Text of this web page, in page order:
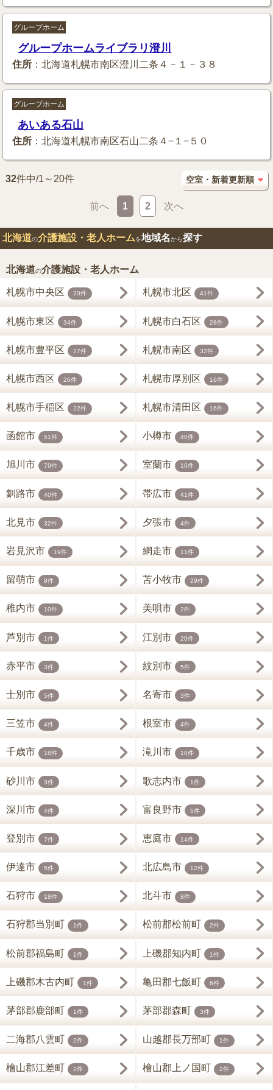
グループホーム
グループホームライブラリ澄川
住所 ：北海道札幌市南区澄川二条４－１－３８
グループホーム
あいある石山
住所 ：北海道札幌市南区石山二条４−１−５０
32件中/1～20件
前へ 1 2 次へ
北海道の介護施設・老人ホームを地域名から探す
北海道の介護施設・老人ホーム
札幌市中央区 20件 札幌市北区 41件
札幌市東区 34件 札幌市白石区 28件
札幌市豊平区 27件 札幌市南区 32件
札幌市西区 26件 札幌市厚別区 16件
札幌市手稲区 22件 札幌市清田区 16件
函館市 51件 小樽市 40件
旭川市 79件 室蘭市 16件
釧路市 40件 帯広市 41件
北見市 32件 夕張市 4件
岩見沢市 19件 網走市 11件
留萌市 8件 苫小牧市 29件
稚内市 10件 美唄市 2件
芦別市 1件 江別市 20件
赤平市 3件 紋別市 5件
士別市 5件 名寄市 3件
三笠市 4件 根室市 4件
千歳市 18件 滝川市 10件
砂川市 3件 歌志内市 1件
深川市 4件 富良野市 5件
登別市 7件 恵庭市 14件
伊達市 5件 北広島市 12件
石狩市 18件 北斗市 8件
石狩郡当別町 1件 松前郡松前町 2件
松前郡福島町 1件 上磯郡知内町 1件
上磯郡木古内町 1件 亀田郡七飯町 6件
茅部郡鹿部町 1件 茅部郡森町 3件
二海郡八雲町 2件 山越郡長万部町 1件
檜山郡江差町 2件 檜山郡上ノ国町 2件